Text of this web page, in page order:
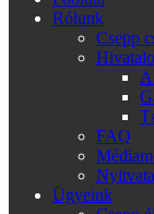
Rólunk
Csepp
FAQ
Ügyeink